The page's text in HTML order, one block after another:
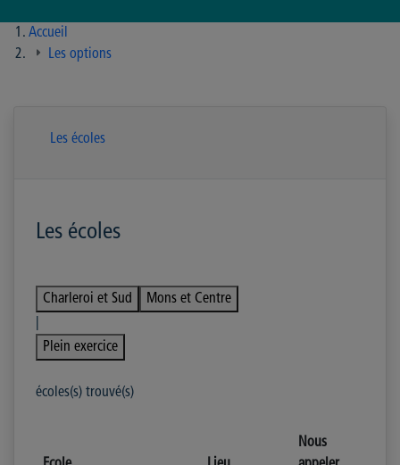
Accueil
Les options
Les écoles
Les écoles
Charleroi et Sud
Mons et Centre
Plein exercice
écoles(s) trouvé(s)
Nous